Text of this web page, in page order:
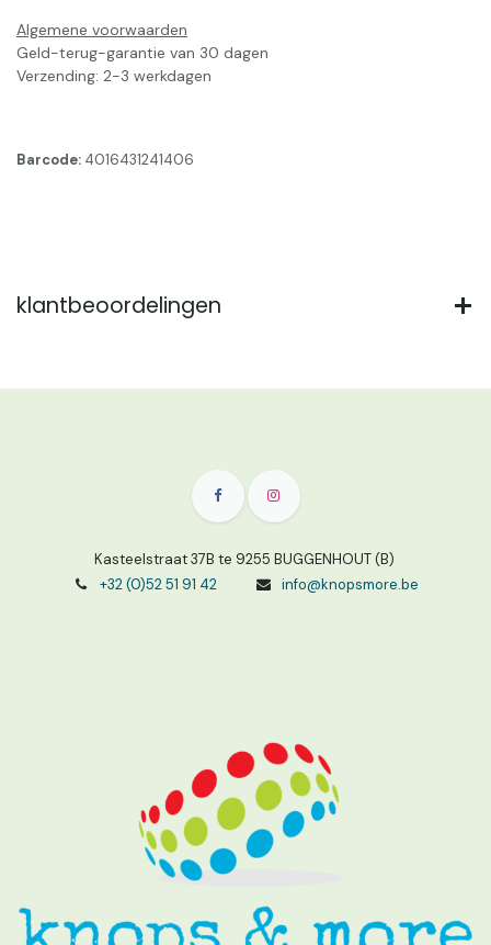
Algemene voorwaarden
Geld-terug-garantie van 30 dagen
Verzending: 2-3 werkdagen
Barcode: 4016431241406
klantbeoordelingen
Kasteelstraat 37B te 9255 BUGGENHOUT (B)
+32 (0)52 51 91 42
info@knopsmore.be